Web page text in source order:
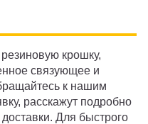
крошку,
связующее и
к нашим
расскажут подробно
Для быстрого